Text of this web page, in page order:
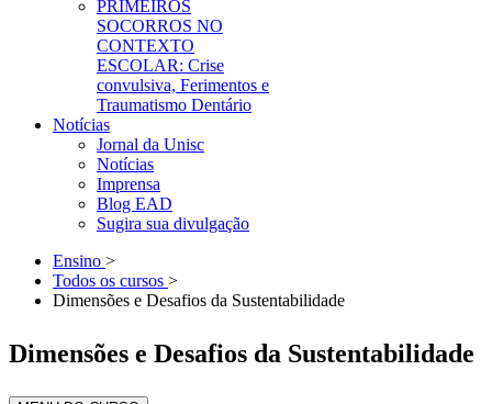
PRIMEIROS
SOCORROS NO
CONTEXTO
ESCOLAR: Crise
convulsiva, Ferimentos e
Traumatismo Dentário
Notícias
Jornal da Unisc
Notícias
Imprensa
Blog EAD
Sugira sua divulgação
Ensino >
Todos os cursos >
Dimensões e Desafios da Sustentabilidade
Dimensões e Desafios da Sustentabilidade